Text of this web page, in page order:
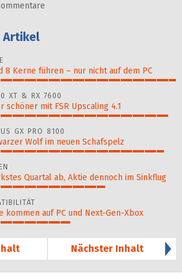
Artikel
8 Kerne führen – nur nicht auf dem PC
XT & RX 7600
schöner mit FSR Upscaling 4.1
GX PRO 8100
Wolf im neuen Schafspelz
Quartal ab, Aktie dennoch im Sinkflug
kommen auf PC und Next-Gen-Xbox
Nächster Inhalt